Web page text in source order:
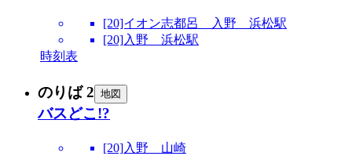
[20]イオン志都呂 入野 浜松駅
[20]入野 浜松駅
時刻表
のりば 2 地図
バスどこ!?
[20]入野 山崎